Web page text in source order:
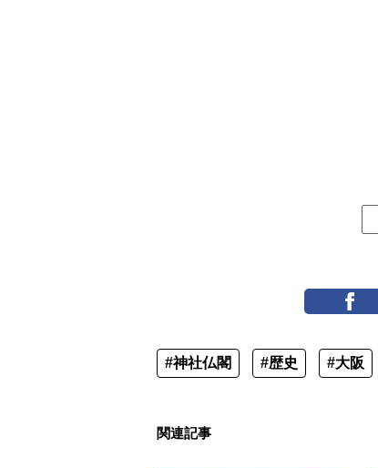
#神社仏閣 #歴史 #大阪
関連記事